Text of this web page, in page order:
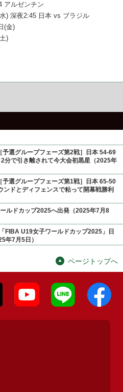
アルゼンチン
) 深夜2:45 日本 vs ブラジル
(金)
)
選グループフェーズ第2戦］日本 54-69
分で引き離されて今大会初黒星（2025年
選グループフェーズ第1戦］日本 65-50
ドとディフェンスで粘って開幕戦勝利
ルドカップ2025へ出発（2025年7月8
U19女子ワールドカップ2025」日
年7月5日）
ページトップへ